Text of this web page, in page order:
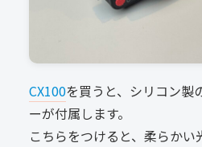
CX100を買うと、シリコン製
ーが付属します。
こちらをつけると、柔らか